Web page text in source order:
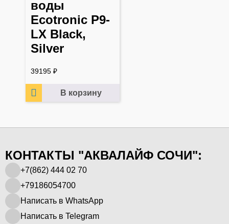
воды
Ecotronic P9-
LX Black,
Silver
39195 ₽
В корзину
КОНТАКТЫ "АКВАЛАЙФ СОЧИ":
+7(862) 444 02 70
+79186054700
Написать в WhatsApp
Написать в Telegram